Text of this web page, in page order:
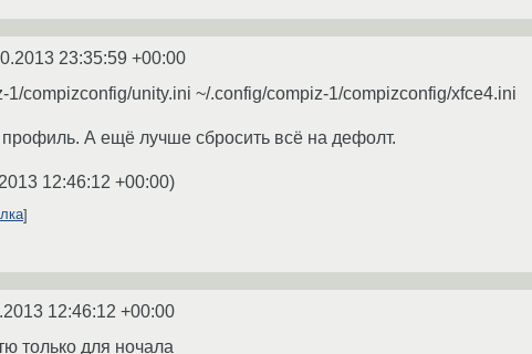
23:35:59 +00:00
1/compizconfig/unity.ini ~/.config/compiz-1/compizconfig/xfce4.ini
А ещё лучше сбросить всё на дефолт.
12:46:12 +00:00)
12:46:12 +00:00
только для ночала